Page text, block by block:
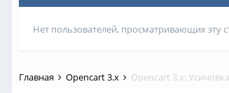
Нет пользователей, просматривающих эту
Главная Opencart 3.x Opencart 3.x: